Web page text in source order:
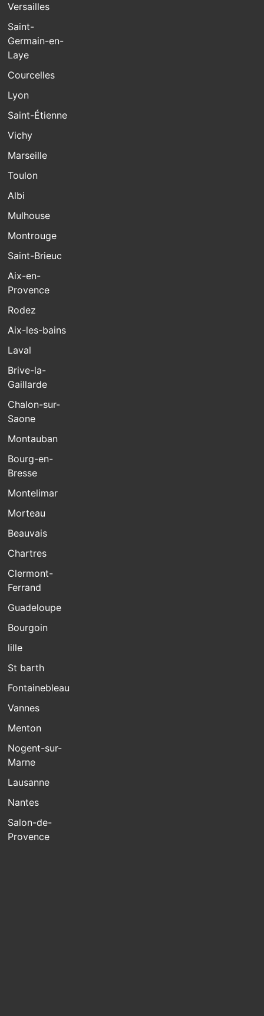
Versailles
Saint-
Germain-en-
Laye
Courcelles
Lyon
Saint-Étienne
Vichy
Marseille
Toulon
Albi
Mulhouse
Montrouge
Saint-Brieuc
Aix-en-
Provence
Rodez
Aix-les-bains
Laval
Brive-la-
Gaillarde
Chalon-sur-
Saone
Montauban
Bourg-en-
Bresse
Montelimar
Morteau
Beauvais
Chartres
Clermont-
Ferrand
Guadeloupe
Bourgoin
lille
St barth
Fontainebleau
Vannes
Menton
Nogent-sur-
Marne
Lausanne
Nantes
Salon-de-
Provence